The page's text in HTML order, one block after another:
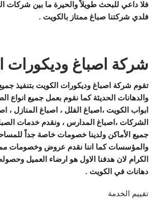
فلا داعي للبحث طويلاً والحيرة ما بين شركات
فلدي شركتنا صباغ ممتاز بالكويت .
شركة اصباغ وديكورات
تقوم شركة اصباغ وديكورات الكويت بتنفيذ جميع
والدهانات الحديثة كما نقوم بعمل جميع انواع
ابواب الكويت ،اصباغ الفلل ، اصباغ المنازل ،
الشركات ،اصباغ المدارس ، ونقدم خدمات
جميع الأماكن ولدينا خصومات خاصة جداً
والمؤسسات كما اننا نقدم عروض وخصومات
الكرام لان هدفنا الاول هو ارضاء العميل
دهانات في الكويت .
تقييم الخدمة